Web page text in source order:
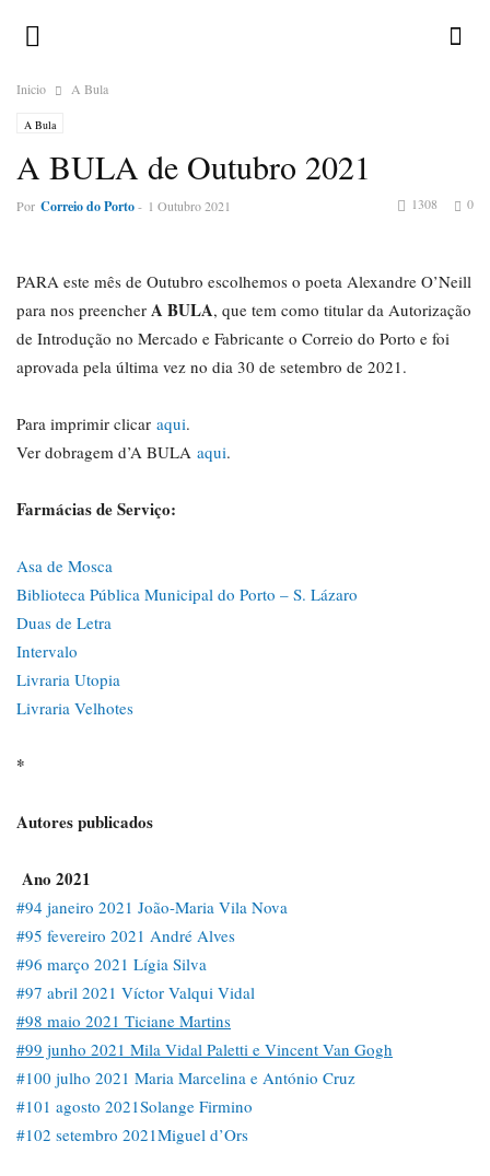
Inicio A Bula
A Bula
A BULA de Outubro 2021
Por Correio do Porto- 1 Outubro 2021 0
1308
PARA este mês de Outubro escolhemos o poeta Alexandre O’Neill
para nos preencher A BULA, que tem como titular da Autorização
de Introdução no Mercado e Fabricante o Correio do Porto e foi
aprovada pela última vez no dia 30 de setembro de 2021.
Para imprimir clicar aqui.
Ver dobragem d’A BULA aqui.
Farmácias de Serviço:
Asa de Mosca
Biblioteca Pública Municipal do Porto – S. Lázaro
Duas de Letra
Intervalo
Livraria Utopia
Livraria Velhotes
*
Autores publicados
Ano 2021
#94 janeiro 2021 João-Maria Vila Nova
#95 fevereiro 2021 André Alves
#96 março 2021 Lígia Silva
#97 abril 2021 Víctor Valqui Vidal
#98 maio 2021 Ticiane Martins
#99 junho 2021 Mila Vidal Paletti e Vincent Van Gogh
#100 julho 2021 Maria Marcelina e António Cruz
#101 agosto 2021Solange Firmino
#102 setembro 2021Miguel d’Ors